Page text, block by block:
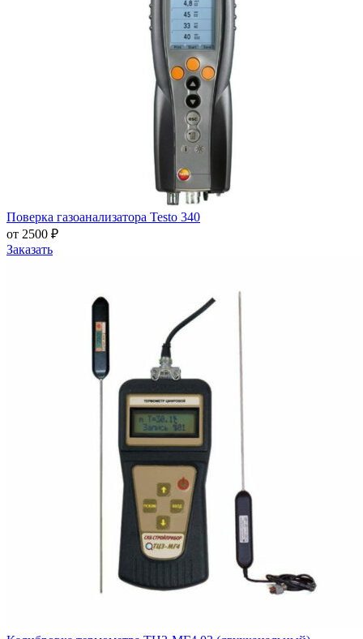
Поверка газоанализатора Testo 340
от 2500 ₽
Заказать